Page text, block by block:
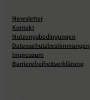
Newsletter
Kontakt
Nutzungsbedingungen
Datenschutzbestimmungen
Impressum
Barrierefreiheitserklärung